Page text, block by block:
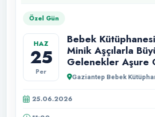
Özel Gün
HAZ
25
Per
Bebek
Minik Aşçılarla
Gelenekler Aşure
Gaziantep Bebek
25.06.2026